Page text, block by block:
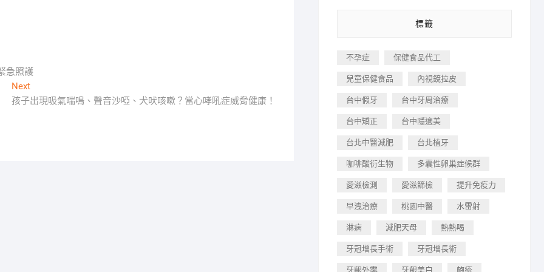
急照護
NextNext
post:
孩子出現吸氣喘鳴、聲音沙啞、犬吠咳嗽？當心哮吼症威脅健康！
標籤
不孕症 保健食品代工
兒童保健食品 內視鏡拉皮
台中假牙 台中牙周治療
台中矯正 台中隱適美
台北中醫減肥 台北植牙
咖啡酸衍生物 多囊性卵巢症候群
愛滋檢測 愛滋篩檢 提升免疫力
早洩治療 桃園中醫 水雷射
淋病 減肥天母 熱熱喝
牙冠增長手術 牙冠增長術
牙齦外露 牙齦美白 皰疹